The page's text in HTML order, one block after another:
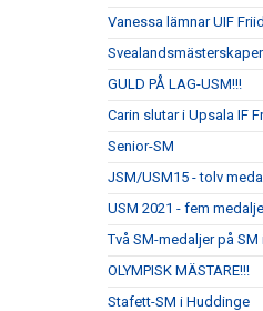
Vanessa lämnar UIF
GULD PÅ LAG-USM!!!
Carin slutar i Upsala IF
Senior-SM
JSM/USM15 - tolv
USM 2021 - fem
Två SM-medaljer på
OLYMPISK MÄSTARE!!!
Stafett-SM i Huddinge